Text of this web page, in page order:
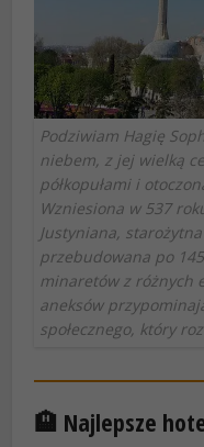
Podziwiam Hagię
niebem, z jej wielką
półkopułami i
Wzniesiona w 537
Justyniana,
przebudowana po
minaretów z różnych
aneksów
społecznego, który
🏨 Najlepsze